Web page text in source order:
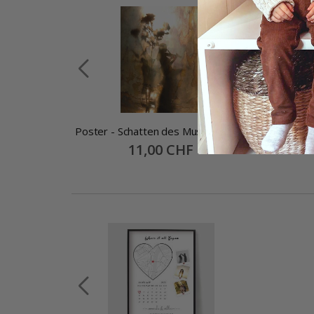
Poster - Schatten des Musikers
Special
Price
11,00 CHF
Poster